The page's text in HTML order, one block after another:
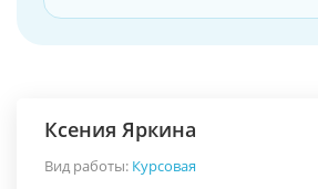
Ксения Яркина
Вид работы: Курсовая